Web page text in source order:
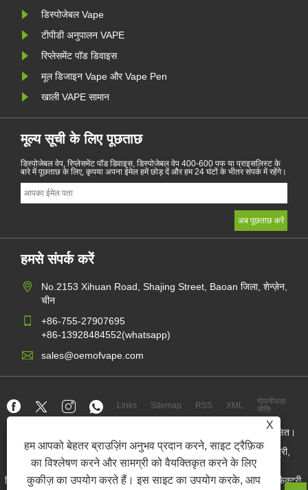
X
हम आपको बेहतर ब्राउज़िंग अनुभव प्रदान करने, साइट ट्रैफ़िक
का विश्लेषण करने और सामग्री को वैयक्तिकृत करने के लिए
कुकीज़ का उपयोग करते हैं। इस साइट का उपयोग करके, आप
डिस्पोजेबल Vape
टीपीडी अनुपालन VAPE
रिप्लेसमेंट पॉड डिवाइस
मूल डिजाइन Vape और Vape Pen
खाली VAPE सामान
मूल्य सूची के लिए पूछताछ
डिस्पोजेबल वेप, रिप्लेसमेंट पॉड डिवाइस, डिस्पोजेबल वेप 400-600 पफ या प्राइसलिस्ट के
बारे में पूछताछ के लिए, कृपया अपना ईमेल हमें छोड़ दें और हम 24 घंटों के भीतर संपर्क में रहेंगे।
हमसे संपर्क करें
No.2153 Xihuan Road, Shajing Street, Baoan जिला, शेन्ज़ेन,
चीन
+86-755-27907695
+86-13928484552(whatsapp)
sales@oemofvape.com
Links Sitemap RSS XML
गोपनीयता
नीति
कॉपीराइट © 2022 Aplus प्रिसिजन टेक्नोलॉजी कं, लिमिटेड। सर्वाधिकार सुरक्षित।
चीन कारतूस निर्माता, रिप्लेसमेंट पॉड डिवाइस, डिस्पोजेबल वेप, ओईएम वेप फैक्ट्री,
इलेक्ट्रॉनिक सिगरेट
निकोटीन पाउच थोक व्यापारी, निकोटीन पाउच आपूर्तिकर्ता, ओईएम निकोटीन पाउच फैक्टरी,